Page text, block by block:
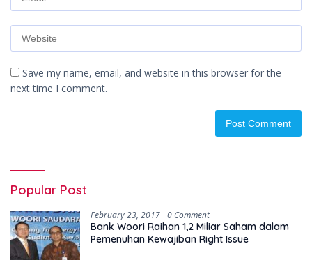
Save my name, email, and website in this browser for the
next time I comment.
Popular Post
February 23, 2017 0 Comment
Bank Woori Raihan 1,2 Miliar Saham dalam
Pemenuhan Kewajiban Right Issue